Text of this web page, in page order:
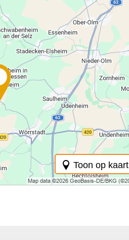
Toon op kaart